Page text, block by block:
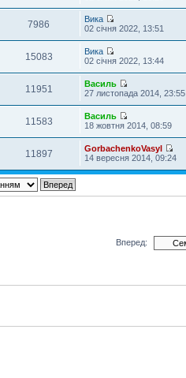
7986
Вика
02 січня 2022, 13:51
15083
Вика
02 січня 2022, 13:44
11951
Василь
27 листопада 2014, 23:55
11583
Василь
18 жовтня 2014, 08:59
11897
GorbachenkoVasyl
14 вересня 2014, 09:24
Вперед: